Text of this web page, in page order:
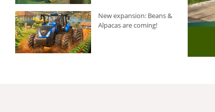
New expansion: Beans &
Alpacas are coming!